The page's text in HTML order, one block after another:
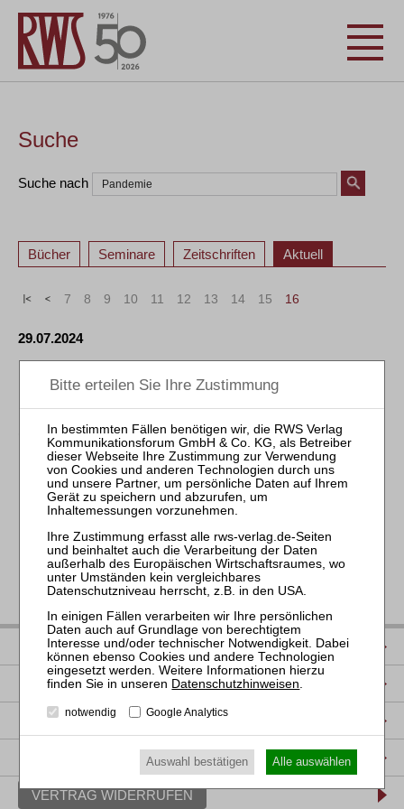
Suche
Suche nach
Bücher Seminare Zeitschriften Aktuell
« < 7 8 9 10 11 12 13 14 15 16
29.07.2024
DIE SWISSCHEM DEUTSCHLAND GMBH STELLT SICH
NEU AUF: PRODUZENT VON HIGHTECH-
KLEBEPRODUKTEN NUTZT SANIERUNG IN
EIGENVERWALTUNG
(Heinsdorfergrund, 29. Juli 2024) Die SwissChem
Deutschland GmbH nutzt ein gerichtliches …
< 7 8 9 10 11 12 13 14 15
IMPRESSUM
DATENSCHUTZ
NUTZUNGSBESTIMMUNGEN/AGB
PRODUKTSICHERHEIT (GPSR)
VERTRAG WIDERRUFEN
Datenschutzhinweisen.
notwendig Google Analytics
Auswahl bestätigen Alle auswählen